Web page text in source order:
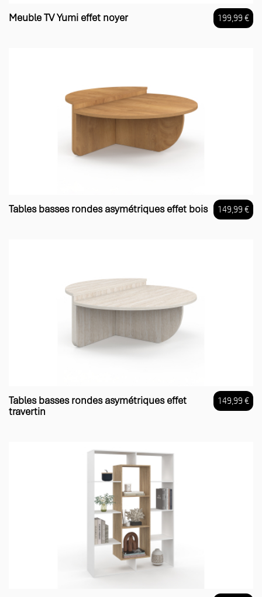
Meuble TV Yumi effet noyer 199,99 €
Tables basses rondes asymétriques effet bois 149,99 €
Tables basses rondes asymétriques effet
travertin
Prix
149,99 €